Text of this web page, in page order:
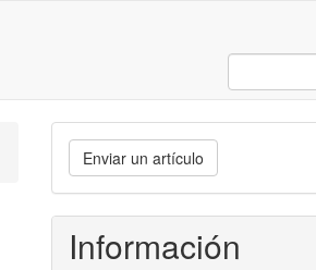
Enviar
un
artículo
Enviar un artículo
Información